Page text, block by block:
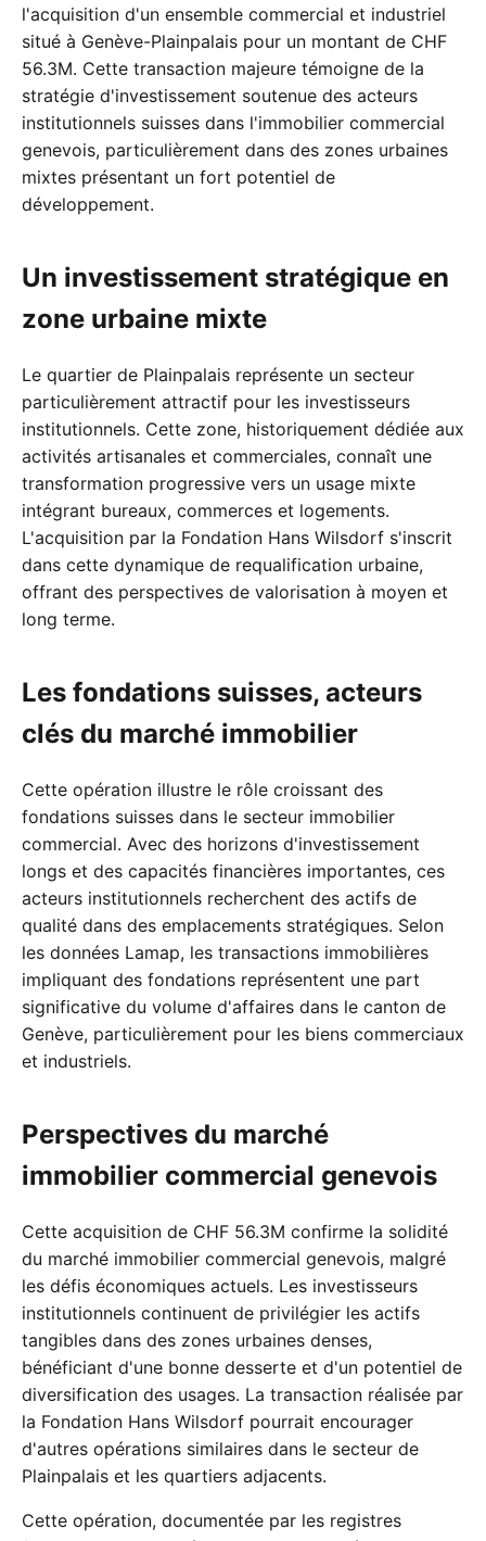
l'acquisition d'un ensemble commercial et industriel
situé à Genève-Plainpalais pour un montant de CHF
56.3M. Cette transaction majeure témoigne de la
stratégie d'investissement soutenue des acteurs
institutionnels suisses dans l'immobilier commercial
genevois, particulièrement dans des zones urbaines
mixtes présentant un fort potentiel de
développement.
Un investissement stratégique en
zone urbaine mixte
Le quartier de Plainpalais représente un secteur
particulièrement attractif pour les investisseurs
institutionnels. Cette zone, historiquement dédiée aux
activités artisanales et commerciales, connaît une
transformation progressive vers un usage mixte
intégrant bureaux, commerces et logements.
L'acquisition par la Fondation Hans Wilsdorf s'inscrit
dans cette dynamique de requalification urbaine,
offrant des perspectives de valorisation à moyen et
long terme.
Les fondations suisses, acteurs
clés du marché immobilier
Cette opération illustre le rôle croissant des
fondations suisses dans le secteur immobilier
commercial. Avec des horizons d'investissement
longs et des capacités financières importantes, ces
acteurs institutionnels recherchent des actifs de
qualité dans des emplacements stratégiques. Selon
les données Lamap, les transactions immobilières
impliquant des fondations représentent une part
significative du volume d'affaires dans le canton de
Genève, particulièrement pour les biens commerciaux
et industriels.
Perspectives du marché
immobilier commercial genevois
Cette acquisition de CHF 56.3M confirme la solidité
du marché immobilier commercial genevois, malgré
les défis économiques actuels. Les investisseurs
institutionnels continuent de privilégier les actifs
tangibles dans des zones urbaines denses,
bénéficiant d'une bonne desserte et d'un potentiel de
diversification des usages. La transaction réalisée par
la Fondation Hans Wilsdorf pourrait encourager
d'autres opérations similaires dans le secteur de
Plainpalais et les quartiers adjacents.
Cette opération, documentée par les registres